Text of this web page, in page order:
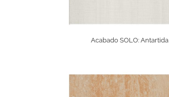
Acabado SOLO: Antartida